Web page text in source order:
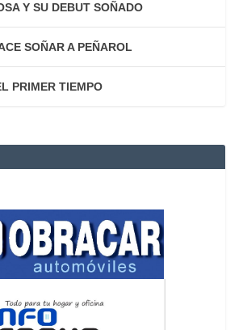
Y SU DEBUT SOÑADO
SOÑAR A PEÑAROL
PRIMER TIEMPO